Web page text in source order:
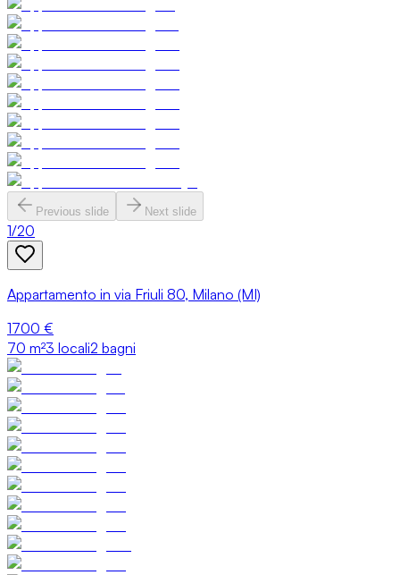
Previous slide Next slide
1/20
Appartamento in via Friuli 80, Milano (MI)
1700 €
70 m²3 locali2 bagni